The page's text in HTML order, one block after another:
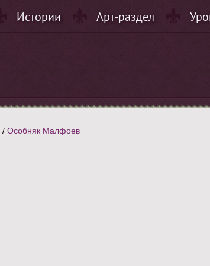
Истории Арт-раздел
/ Особняк Малфоев